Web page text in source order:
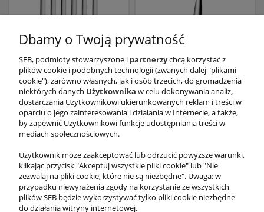
Komplet 6 widelczyków
Nuova koktajlowych
94,99 zł
Nóż do nutelli
49,99 zł
« 1 2 »
Dbamy o Twoją prywatność
SEB, podmioty stowarzyszone i partnerzychcą korzystać z
plików cookie i podobnych technologii (zwanych dalej "plikami
cookie"), zarówno własnych, jak i osób trzecich, do gromadzenia
niektórych danych Użytkownika w celu dokonywania analiz,
dostarczania Użytkownikowi ukierunkowanych reklam i treści w
oparciu o jego zainteresowania i działania w Internecie, a także,
by zapewnić Użytkownikowi funkcje udostępniania treści w
mediach społecznościowych.
Użytkownik może zaakceptować lub odrzucić powyższe warunki,
klikając przycisk "Akceptuj wszystkie pliki cookie" lub "Nie
zezwalaj na pliki cookie, które nie są niezbędne". Uwaga: w
przypadku niewyrażenia zgody na korzystanie ze wszystkich
plików SEB będzie wykorzystywać tylko pliki cookie niezbędne
do działania witryny internetowej.